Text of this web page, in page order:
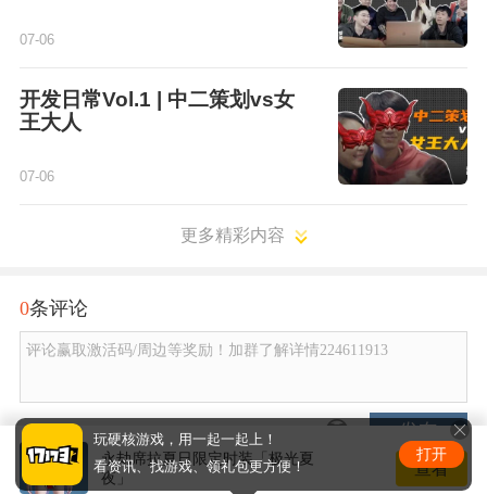
07-06
开发日常Vol.1 | 中二策划vs女
王大人
07-06
更多精彩内容
0条评论
评论赢取激活码/周边等奖励！加群了解详情224611913
发布
永劫席拉夏日限定时装「极光夏
夜」
查看
玩硬核游戏，用一起一起上！
看资讯、找游戏、领礼包更方便！
打开